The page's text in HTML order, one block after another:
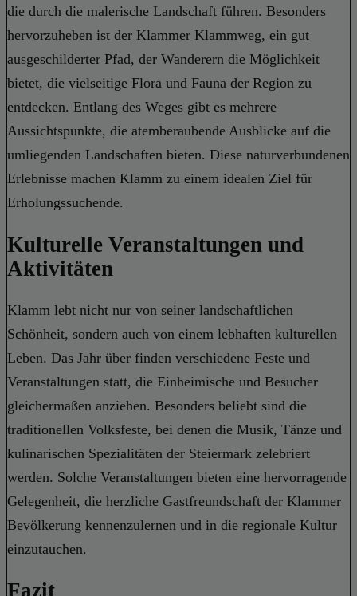
die durch die malerische Landschaft führen. Besonders
hervorzuheben ist der Klammer Klammweg, ein gut
ausgeschilderter Pfad, der Wanderern die Möglichkeit
bietet, die vielseitige Flora und Fauna der Region zu
entdecken. Entlang des Weges gibt es mehrere
Aussichtspunkte, die atemberaubende Ausblicke auf die
umliegenden Landschaften bieten. Diese naturverbundenen
Erlebnisse machen Klamm zu einem idealen Ziel für
Erholungssuchende.
Kulturelle Veranstaltungen und
Aktivitäten
Klamm lebt nicht nur von seiner landschaftlichen
Schönheit, sondern auch von einem lebhaften kulturellen
Leben. Das Jahr über finden verschiedene Feste und
Veranstaltungen statt, die Einheimische und Besucher
gleichermaßen anziehen. Besonders beliebt sind die
traditionellen Volksfeste, bei denen die Musik, Tänze und
kulinarischen Spezialitäten der Steiermark zelebriert
werden. Solche Veranstaltungen bieten eine hervorragende
Gelegenheit, die herzliche Gastfreundschaft der Klammer
Bevölkerung kennenzulernen und in die regionale Kultur
einzutauchen.
Fazit